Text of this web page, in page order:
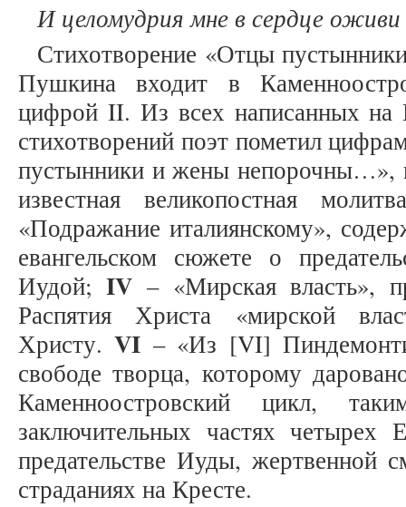
И целомудрия мне в сердце оживи
Стихотворение «Отцы
Пушкина входит в
цифрой II. Из всех написанных на
стихотворений поэт пометил
пустынники и жены непорочны…»,
известная великопостная
«Подражание италиянскому»,
евангельском сюжете о
Иудой; IV– «Мирская власть»,
Распятия Христа «мирской
Христу.VI – «Из [VI]
свободе творца, которому
Каменноостровский цикл,
заключительных частях четырех
предательстве Иуды, жертвенной
страданиях на Кресте.